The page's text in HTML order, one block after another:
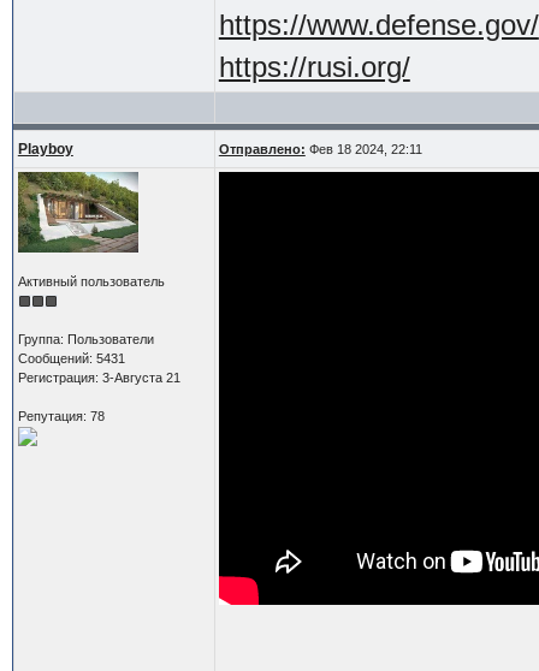
https://www.defense.gov/
https://rusi.org/
Playboy Отправлено: Фев 18 2024, 22:11
Активный пользователь
Группа: Пользователи
Сообщений: 5431
Регистрация: 3-Августа 21
Репутация: 78